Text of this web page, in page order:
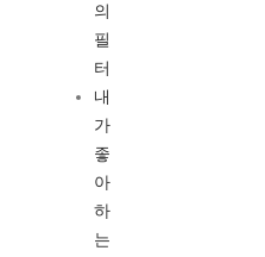
의
필
터
내
가
좋
아
하
는